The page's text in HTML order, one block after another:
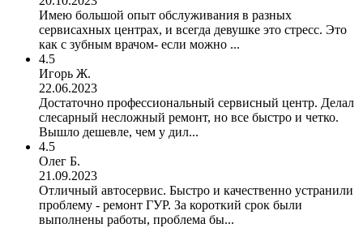
Имею большой опыт обслуживания в разных
сервисахных центрах, и всегда девушке это стресс. Это
как с зубным врачом- если можно ...
4.5
Игорь Ж.
22.06.2023
Достаточно профессиональный сервисный центр. Делал
слесарный несложный ремонт, но все быстро и четко.
Вышло дешевле, чем у дил...
4.5
Олег Б.
21.09.2023
Отличный автосервис. Быстро и качественно устранили
проблему - ремонт ГУР. За короткий срок были
выполнены работы, проблема бы...